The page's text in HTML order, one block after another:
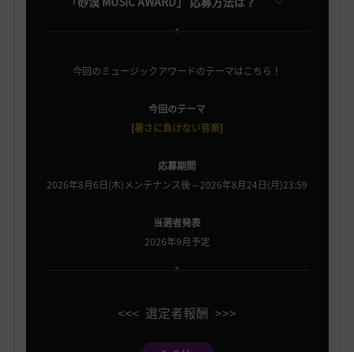
今回のミュージックアワードのテーマはこちら！
今回のテーマ
[暑さに負けない音楽]
応募期間
2026年8月6日(木)メンテナンス後～2026年8月24日(月)23:59
当選者発表
2026年9月予定
<<< 選定者報酬 >>>